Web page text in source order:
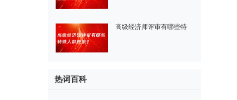
高级经济师评审有哪些特
热词百科